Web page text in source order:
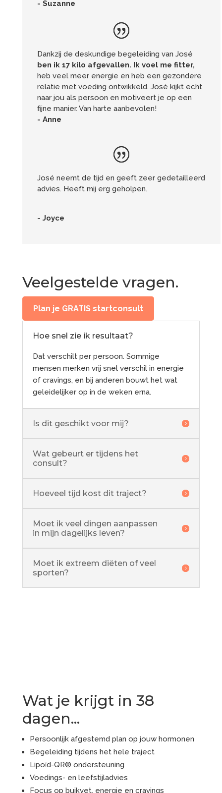
- Suzanne
Dankzij de deskundige begeleiding van José
ben ik 17 kilo afgevallen. Ik voel me fitter,
heb veel meer energie en heb een gezondere
relatie met voeding ontwikkeld. José kijkt echt
naar jou als persoon en motiveert je op een
fijne manier. Van harte aanbevolen!
- Anne
José neemt de tijd en geeft zeer gedetailleerd
advies. Heeft mij erg geholpen.
- Joyce
Veelgestelde vragen.
Plan je GRATIS startconsult
Hoe snel zie ik resultaat?
Dat verschilt per persoon. Sommige
mensen merken vrij snel verschil in energie
of cravings, en bij anderen bouwt het wat
geleidelijker op in de weken erna.
Is dit geschikt voor mij?
Wat gebeurt er tijdens het
consult?
Hoeveel tijd kost dit traject?
Moet ik veel dingen aanpassen
in mijn dagelijks leven?
Moet ik extreem diëten of veel
sporten?
Wat je krijgt in 38
dagen...
Persoonlijk afgestemd plan op jouw hormonen
Begeleiding tijdens het hele traject
Lipoïd-QR® ondersteuning
Voedings- en leefstijladvies
Focus op buikvet, energie en cravings